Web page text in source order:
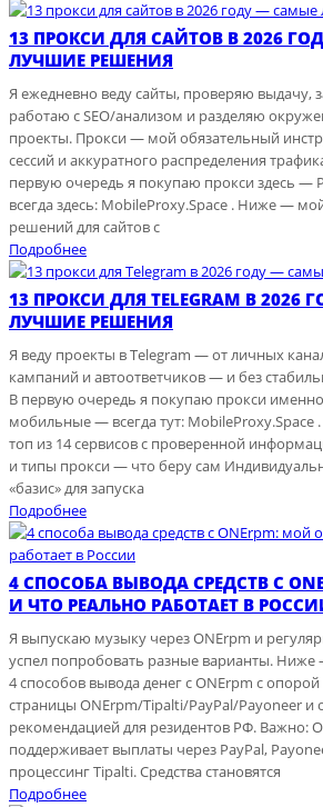
13 ПРОКСИ ДЛЯ САЙТОВ В 2026
ЛУЧШИЕ РЕШЕНИЯ
Я ежедневно веду сайты, проверяю выдачу,
работаю с SEO/анализом и разделяю
проекты. Прокси — мой обязательный
сессий и аккуратного распределения
первую очередь я покупаю прокси здесь
всегда здесь: MobileProxy.Space . Ниже —
решений для сайтов с
Подробнее
13 ПРОКСИ ДЛЯ TELEGRAM В
ЛУЧШИЕ РЕШЕНИЯ
Я веду проекты в Telegram — от личных
кампаний и автоответчиков — и без
В первую очередь я покупаю прокси
мобильные — всегда тут:
топ из 14 сервисов с проверенной
и типы прокси — что беру сам
«базис» для запуска
Подробнее
4 СПОСОБА ВЫВОДА СРЕДСТВ С
И ЧТО РЕАЛЬНО РАБОТАЕТ В
Я выпускаю музыку через ONErpm и
успел попробовать разные варианты.
4 способов вывода денег с ONErpm с
страницы ONErpm/Tipalti/PayPal/Payoneer и
рекомендацией для резидентов РФ. Важно:
поддерживает выплаты через PayPal,
процессинг Tipalti. Средства становятся
Подробнее